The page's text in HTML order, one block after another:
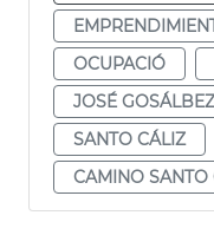
OCUPACIÓ
JOSÉ GOSÁLBEZ
SANTO CÁLIZ
CAMINO SANTO